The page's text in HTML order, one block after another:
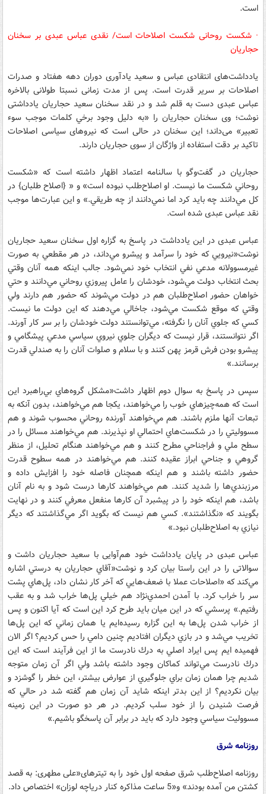
است.
· شکست روحانی شکست اصلاحات است/ نقدی عباس عبدی بر سخنان
حجاریان
یادداشت‌های انتقادی عباس و سعید یادآوری دوران دهه هفتاد و صدرات
اصلاحات بر سریر قدرت است. پس از مدت زمانی نسبتا طولانی بالاخره
عباس عبدی دست به قلم شد و در نقد سخنان سعید حجاریان یادداشتی
نوشت؛ وی سخنان حجاریان را «به دليل وجود برخي كلمات موجب سوء
تعبير» می‌داند؛ این سخنان در حالی است که نیروهای سیاسی اصلاحات
تاکید بر دقت استفاده از واژگان از سوی حجاریان دارند.
حجاریان در گفت‌وگو با سالنامه اعتماد اظهار داشته است که «شكست
روحاني شكست ما نيست. او اصلاح‌طلب نبوده است» و « {اصلاح طلبان} در
كل مي‌دانند چه بايد كرد اما نمي‌دانند از چه طريقي.» و این عبارت‌ها موجب
نقد عباس عبدی شده است.
عباس عبدی در این یادداشت در پاسخ به گزاره اول سخنان سعید حجاریان
نوشت«نيرويي كه خود را سرآمد و پيشرو مي‌داند، در هر مقطعي به صورت
غيرمسوولانه مدعي نفي انتخاب خود نمي‌شود. جالب اينكه همه آنان وقتي
بحث انتخاب دولت مي‌شود، خودشان را عامل پيروزي روحاني مي‌دانند و حتي
خواهان حضور اصلاح‌طلبان هم در دولت مي‌شوند كه حضور هم دارند ولي
وقتي كه موقع شكست مي‌شود، جاخالي مي‌دهند كه اين دولت ما نيست.
كسي كه جلوي آنان را نگرفته، مي‌توانستند دولت خودشان را بر سر كار آورند.
اگر نتوانستند، قرار نيست كه ديگران جلوي نيروي سياسي مدعي پيشگامي و
پيشرو بودن فرش قرمز پهن كنند و با سلام و صلوات آنان را به صندلي قدرت
برسانند.»
سپس در پاسخ به سوال دوم اظهار داشت«مشكل گروه‌هاي بي‌راهبرد اين
است كه همه‌چيزهاي خوب را مي‌خواهند، يكجا هم مي‌خواهند، بدون آنكه به
تبعات آنها ملزم باشند. هم مي‌خواهند آورنده روحاني محسوب شوند و هم
مسووليتي را در شكست‌هاي احتمالي او نپذيرند. هم مي‌خواهند مسائل را در
سطح ملي و فراجناحي مطرح كنند و هم مي‌خواهند هنگام تحليل، از منظر
گروهي و جناحي ابراز عقيده كنند. هم مي‌خواهند در همه سطوح قدرت
حضور داشته باشند و هم اينكه همچنان فاصله خود را افزايش داده و
مرزبندي‌ها را شديد كنند. هم مي‌خواهند كارها درست شود و به نام آنان
باشد، هم اينكه خود را در پيشبرد آن كارها منفعل معرفي كنند و در نهايت
بگويند كه «نگذاشتند». كسي هم نيست كه بگويد اگر مي‌گذاشتند كه ديگر
نيازي به اصلاح‌طلبان نبود.»
عباس عبدی در پایان یادداشت خود هم‌آوایی با سعید حجاریان داشت و
سوالاتی را در این راستا بیان کرد و نوشت«آقاي حجاريان به درستي اشاره
مي‌كند كه «اصلاحات عملا با ضعف‌هايي كه آخر كار نشان داد، پل‌هاي پشت
سر را خراب كرد. با آمدن احمدي‌نژاد هم خيلي پل‌ها خراب شد و به عقب
رفتيم.» پرسشي كه در اين ميان بايد طرح كرد اين است كه آيا اكنون و پس
از خراب شدن پل‌ها به اين گزاره رسيده‌ايم يا همان زماني كه اين پل‌ها
تخريب مي‌شد و در بازي ديگران افتاديم چنين دامي را حس كرديم؟ اگر الان
فهميده ايم پس ايراد اصلي به درك نادرست ما از اين فرآيند است كه اين
درك نادرست مي‌تواند كماكان وجود داشته باشد ولي اگر آن زمان متوجه
شديم چرا همان زمان براي جلوگيري از عوارض بيشتر، اين خطر را گوشزد و
بيان نكرديم؟ از اين بدتر اينكه شايد آن زمان هم گفته شد در حالي كه
فرصت شنيدن را از خود سلب كرديم. در هر دو صورت در اين زمينه
مسووليت سياسي وجود دارد كه بايد در برابر آن پاسخگو باشيم.»
روزنامه شرق
روزنامه اصلاح‌طلب شرق صفحه اول خود را به تیترهای«علی مطهری: به قصد
کشتن من آمده بودند» و«5 ساعت مذاکره کنار دریاچه لوزان» اختصاص داد.